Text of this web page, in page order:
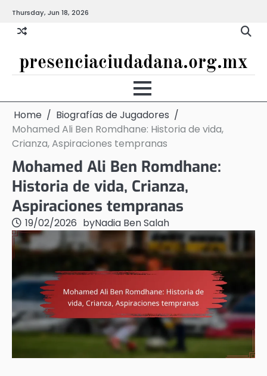
content
Thursday, Jun 18, 2026
presenciaciudadana.org.mx
Home
Biografías de Jugadores
Mohamed Ali Ben Romdhane: Historia de vida,
Crianza, Aspiraciones tempranas
Mohamed Ali Ben Romdhane:
Historia de vida, Crianza,
Aspiraciones tempranas
19/02/2026 byNadia Ben Salah